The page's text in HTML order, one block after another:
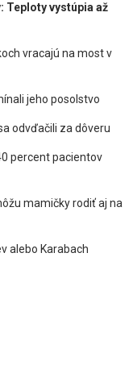
Teploty vystúpia až
vracajú na most v
jeho posolstvo
odvďačili za dôveru
percent pacientov
mamičky rodiť aj na
alebo Karabach